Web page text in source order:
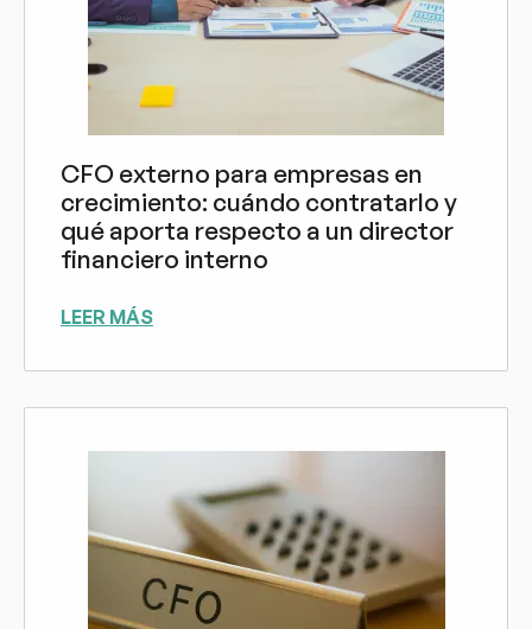
CFO externo para empresas en
crecimiento: cuándo contratarlo y
qué aporta respecto a un director
financiero interno
LEER MÁS